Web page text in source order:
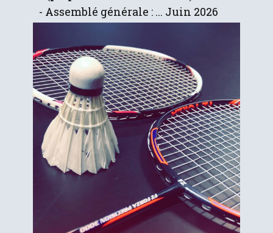
- Assemblé générale : ... Juin 2026